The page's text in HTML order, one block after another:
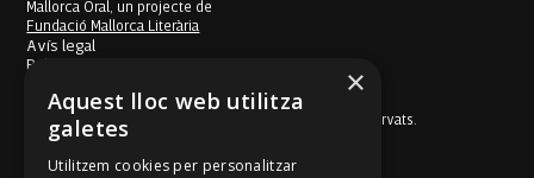
Mallorca Oral, un projecte de
Fundació Mallorca Literària
Avís legal
Política de galetes
Política de privacitat a les xarxes socials
© Fundació Mallorca Literària 2026. Tots els drets reservats.
Disseny i desenvolupament web BESTALDE STUDIO
×
Aquest lloc web utilitza
galetes
Utilitzem cookies per personalitzar